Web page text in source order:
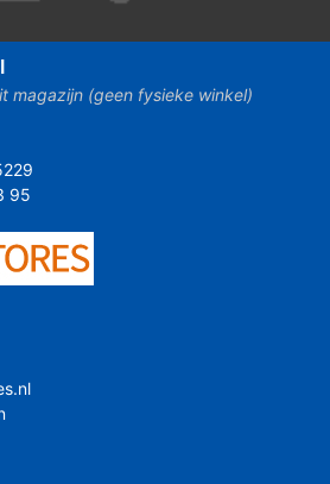
magazijn (geen fysieke winkel)
95